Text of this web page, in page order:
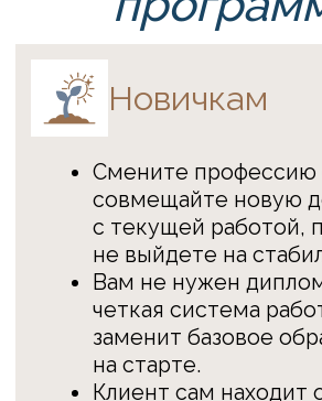
на старте.
Клиент сам находит ответы
в картах, поэтому вам не нужно
быть гуру — ответственность
делится поровну.
Начните зарабатывать сразу:
первые техники даются
сертификата об окончании.
Опытным
Расширьте арсенал экологичным
методом: МАК-карты считаются
самым безопасным и щадящим
инструментом в терапии.
Увеличьте чек за счет групповых
форматов: внедрите МАК